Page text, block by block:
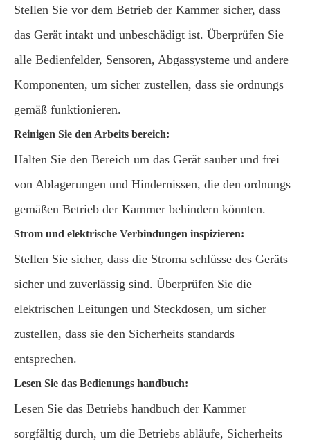
Stellen Sie vor dem Betrieb der Kammer sicher, dass
das Gerät intakt und unbeschädigt ist. Überprüfen Sie
alle Bedienfelder, Sensoren, Abgassysteme und andere
Komponenten, um sicher zustellen, dass sie ordnungs
gemäß funktionieren.
Reinigen Sie den Arbeits bereich:
Halten Sie den Bereich um das Gerät sauber und frei
von Ablagerungen und Hindernissen, die den ordnungs
gemäßen Betrieb der Kammer behindern könnten.
Strom und elektrische Verbindungen inspizieren:
Stellen Sie sicher, dass die Stroma schlüsse des Geräts
sicher und zuverlässig sind. Überprüfen Sie die
elektrischen Leitungen und Steckdosen, um sicher
zustellen, dass sie den Sicherheits standards
entsprechen.
Lesen Sie das Bedienungs handbuch:
Lesen Sie das Betriebs handbuch der Kammer
sorgfältig durch, um die Betriebs abläufe, Sicherheits